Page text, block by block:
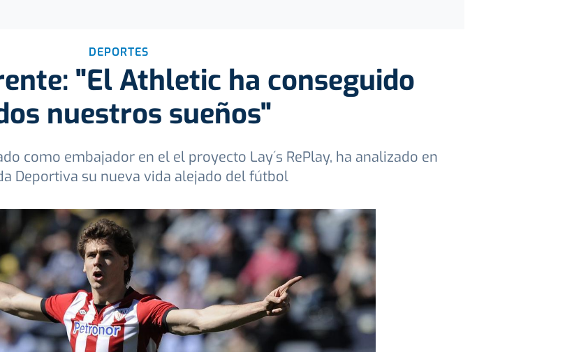
DEPORTES
"El Athletic ha conseguido
nuestros sueños"
como embajador en el el proyecto Lay´s RePlay, ha analizado en
Deportiva su nueva vida alejado del fútbol